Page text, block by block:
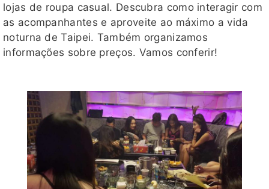
lojas de roupa casual. Descubra como interagir com
as acompanhantes e aproveite ao máximo a vida
noturna de Taipei. Também organizamos
informações sobre preços. Vamos conferir!